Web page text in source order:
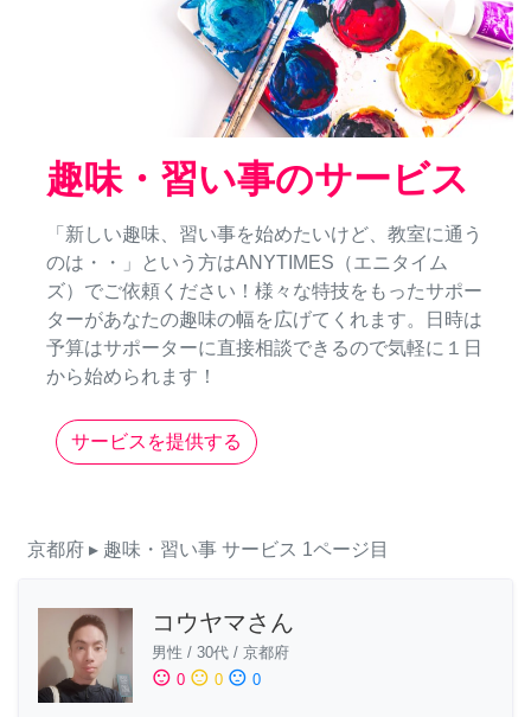
趣味・習い事のサービス
「新しい趣味、習い事を始めたいけど、教室に通う
のは・・」という方はANYTIMES（エニタイム
ズ）でご依頼ください！様々な特技をもったサポー
ターがあなたの趣味の幅を広げてくれます。日時は
予算はサポーターに直接相談できるので気軽に１日
から始められます！
サービスを提供する
京都府 ▸ 趣味・習い事 サービス 1ページ目
コウヤマさん
男性 / 30代 / 京都府
sentiment_satisfied 0 sentiment_neutral 0 sentiment_dissatisfied 0